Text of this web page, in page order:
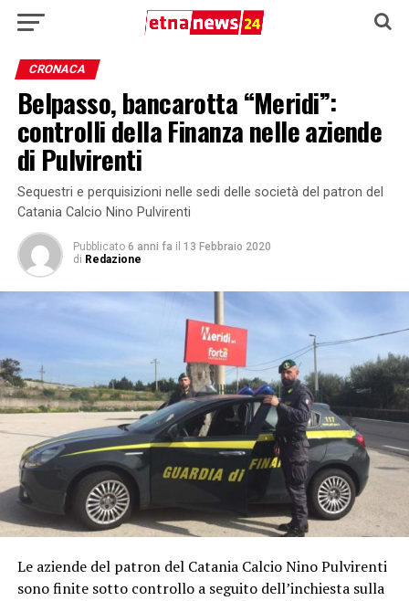
CRONACA
Belpasso, bancarotta “Meridi”:
controlli della Finanza nelle aziende
di Pulvirenti
Sequestri e perquisizioni nelle sedi delle società del patron del
Catania Calcio Nino Pulvirenti
Pubblicato 6 anni fa il 13 Febbraio 2020
di Redazione
Le aziende del patron del Catania Calcio Nino Pulvirenti
sono finite sotto controllo a seguito dell’inchiesta sulla